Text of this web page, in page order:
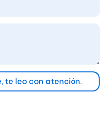
te leo con atención.